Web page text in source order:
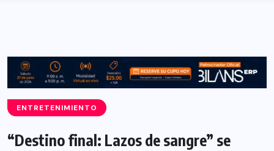
ENTRETENIMIENTO
“Destino final: Lazos de sangre” se